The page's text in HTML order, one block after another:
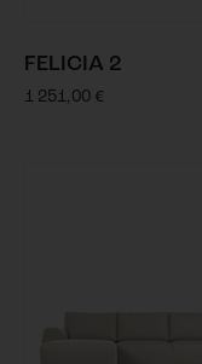
FELICIA 2
1 251,00 €